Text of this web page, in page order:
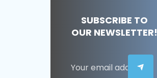
SUBSCRIBE TO
OUR NEWSLETTER!